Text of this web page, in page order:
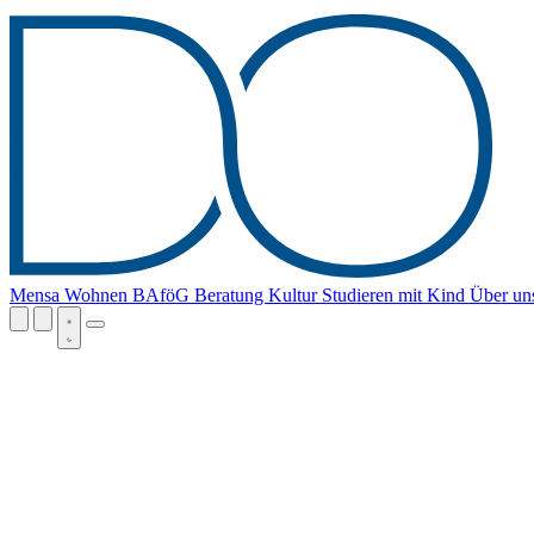
Mensa Wohnen BAföG Beratung Kultur Studieren mit Kind Über